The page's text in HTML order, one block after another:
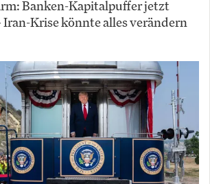
Banken-Kapitalpuffer jetzt
Krise könnte alles verändern